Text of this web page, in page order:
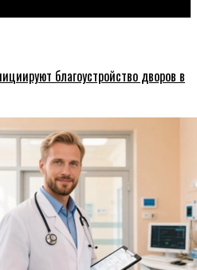
благоустройство дворов в